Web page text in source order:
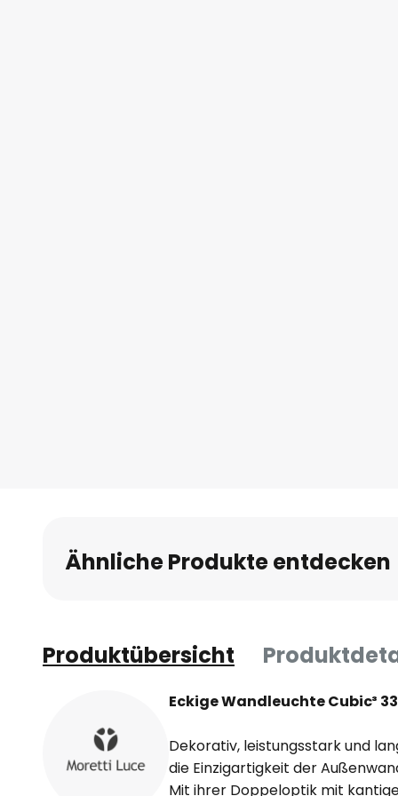
Ähnliche Produkte entdecken
Produktübersicht
Eckige Wandleuchte Cubic³
Dekorativ, leistungsstark und
die Einzigartigkeit der
Mit ihrer Doppeloptik mit